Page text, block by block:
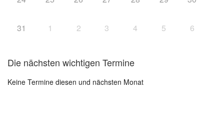
31 1 2 3 4 5 6
Die nächsten wichtigen Termine
Keine Termine diesen und nächsten Monat